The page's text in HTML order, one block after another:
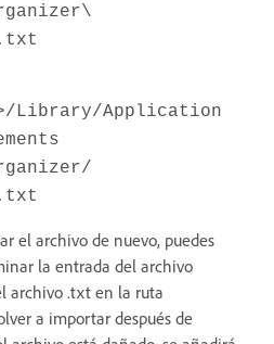
Library/Application
el archivo de nuevo, puedes
la entrada del archivo
archivo .txt en la ruta
a importar después de